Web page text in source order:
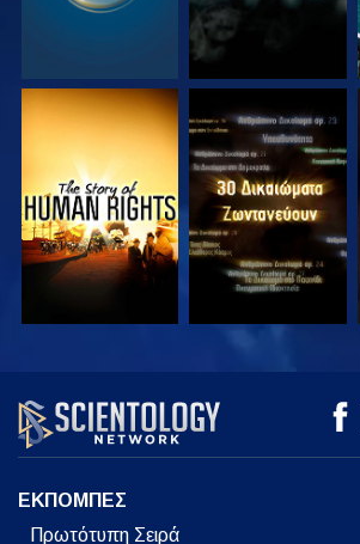
ΠΑΡΑΚΟΛΟΥΘΗΣΤΕ ΠΑΡΑΚΟΛΟΥΘΗΣΤΕ
ΠΑΡΑΚΟΛΟΥΘΗΣΤΕ ΠΑΡΑΚΟΛΟΥΘΗΣΤΕ
ΕΚΠΟΜΠΕΣ
Πρωτότυπη Σειρά